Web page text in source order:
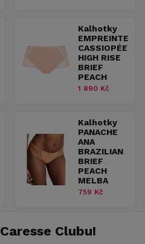
Kalhotky
EMPREINTE
CASSIOPÉE
HIGH RISE
BRIEF
PEACH
1 890 Kč
Kalhotky
PANACHE
ANA
BRAZILIAN
BRIEF
PEACH
MELBA
759 Kč
Caresse Clubu!